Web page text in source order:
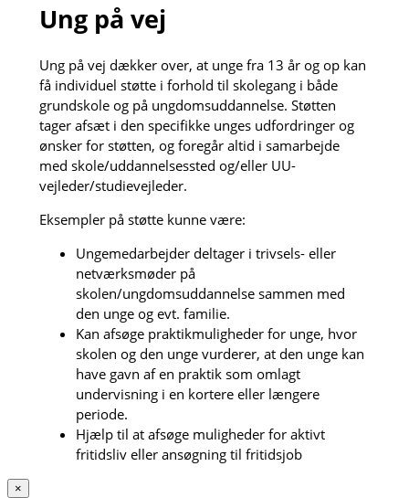
Ung på vej
Ung på vej dækker over, at unge fra 13 år og op kan
få individuel støtte i forhold til skolegang i både
grundskole og på ungdomsuddannelse. Støtten
tager afsæt i den specifikke unges udfordringer og
ønsker for støtten, og foregår altid i samarbejde
med skole/uddannelsessted og/eller UU-
vejleder/studievejleder.
Eksempler på støtte kunne være:
Ungemedarbejder deltager i trivsels- eller
netværksmøder på
skolen/ungdomsuddannelse sammen med
den unge og evt. familie.
Kan afsøge praktikmuligheder for unge, hvor
skolen og den unge vurderer, at den unge kan
have gavn af en praktik som omlagt
undervisning i en kortere eller længere
periode.
Hjælp til at afsøge muligheder for aktivt
fritidsliv eller ansøgning til fritidsjob
×